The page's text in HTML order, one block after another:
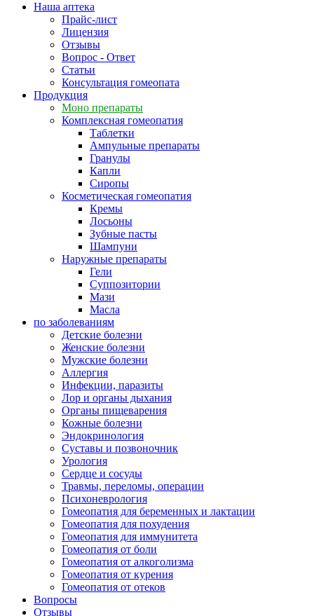
Наша аптека
Прайс-лист
Лицензия
Отзывы
Вопрос - Ответ
Статьи
Консультация гомеопата
Продукция
Моно препараты
Комплексная гомеопатия
Таблетки
Ампульные препараты
Гранулы
Капли
Сиропы
Косметическая гомеопатия
Кремы
Лосьоны
Зубные пасты
Шампуни
Наружные препараты
Гели
Суппозитории
Мази
Масла
по заболеваниям
Детские болезни
Женские болезни
Мужские болезни
Аллергия
Инфекции, паразиты
Лор и органы дыхания
Органы пищеварения
Кожные болезни
Эндокринология
Суставы и позвоночник
Урология
Сердце и сосуды
Травмы, переломы, операции
Психоневрология
Гомеопатия для беременных и лактации
Гомеопатия для похудения
Гомеопатия для иммунитета
Гомеопатия от боли
Гомеопатия от алкоголизма
Гомеопатия от курения
Гомеопатия от отеков
Вопросы
Отзывы